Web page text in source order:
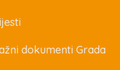
dokumenti Grada